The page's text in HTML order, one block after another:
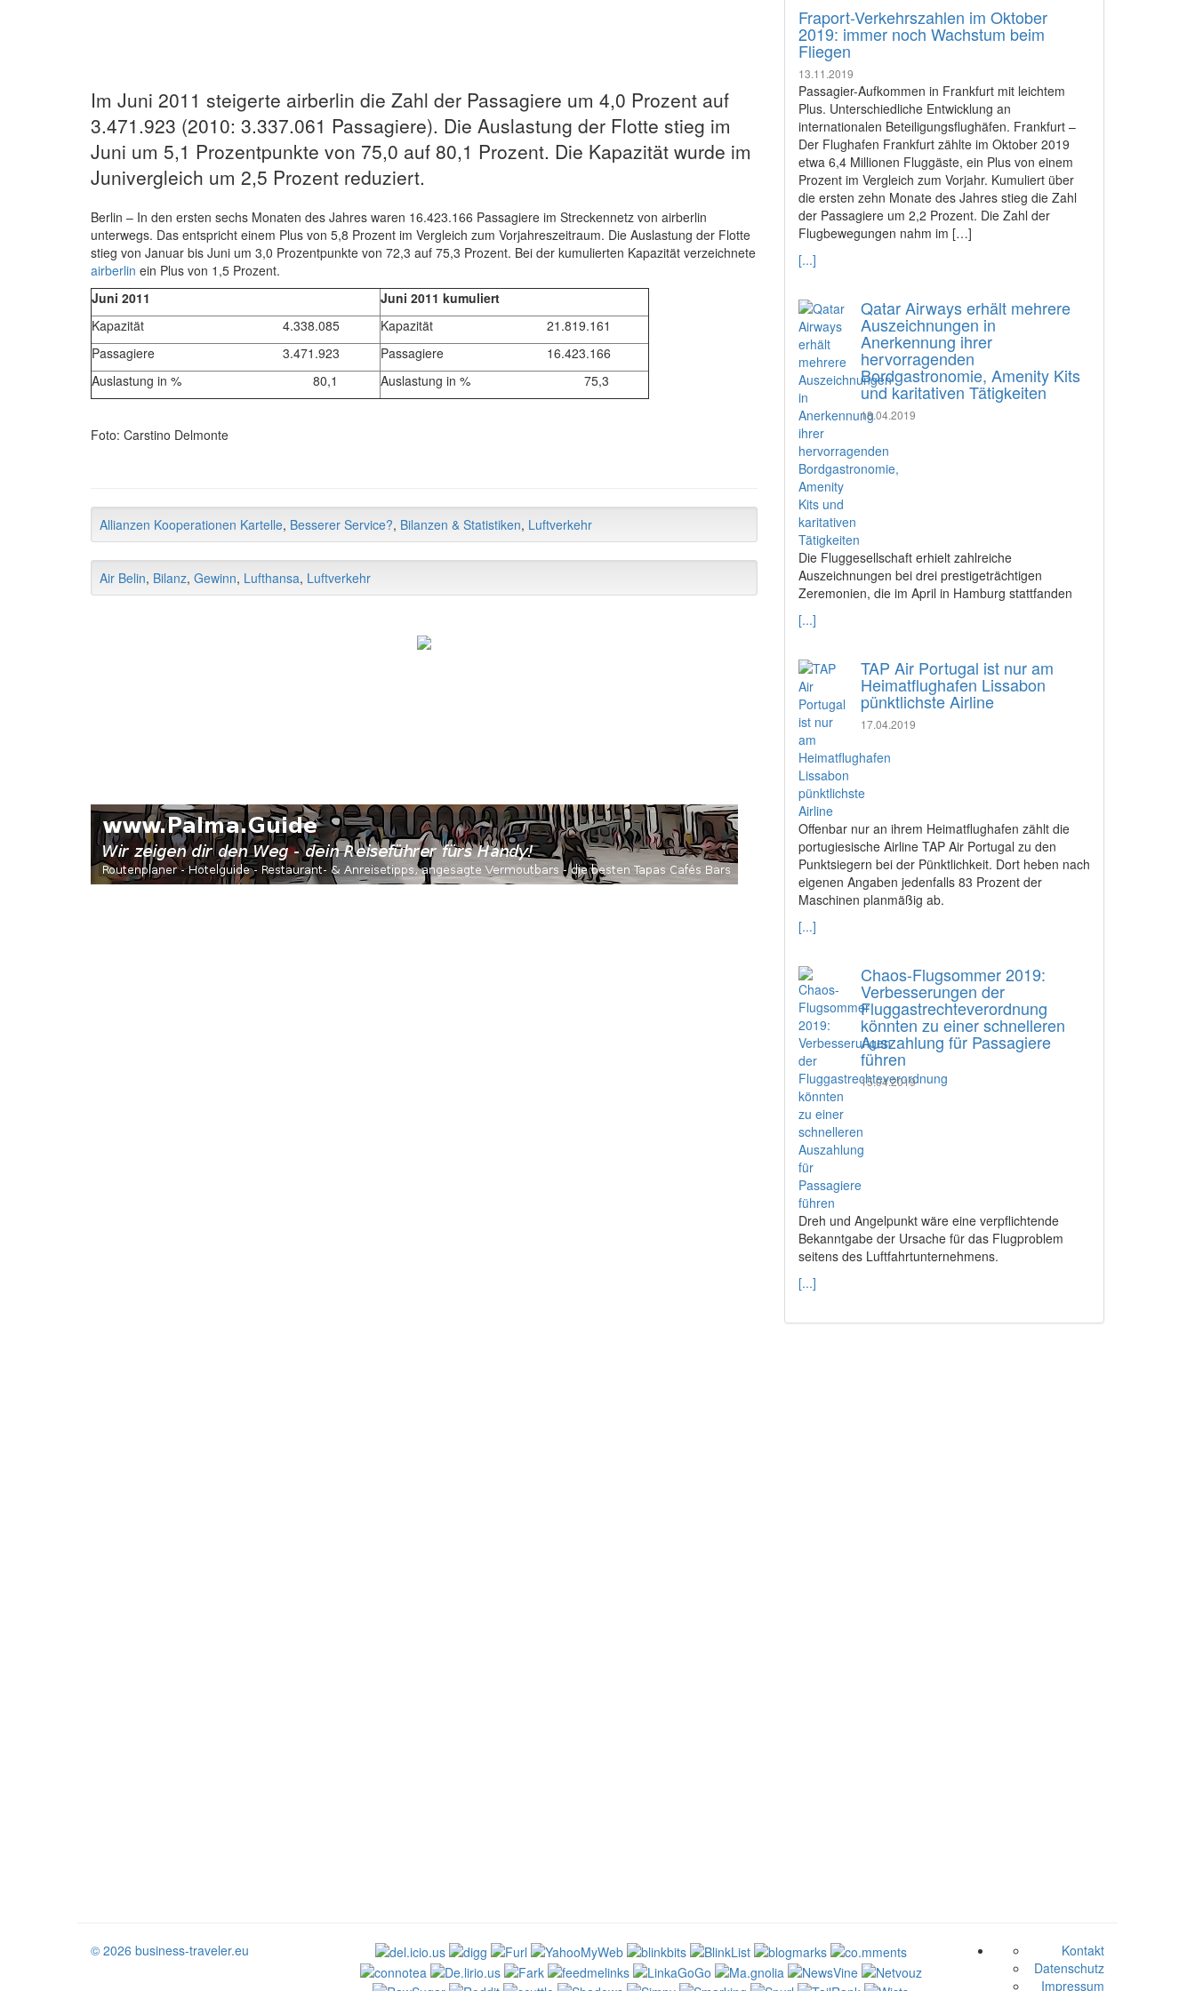
Im Juni 2011 steigerte airberlin die Zahl der Passagiere um 4,0 Prozent auf
3.471.923 (2010: 3.337.061 Passagiere). Die Auslastung der Flotte stieg im
Juni um 5,1 Prozentpunkte von 75,0 auf 80,1 Prozent. Die Kapazität wurde im
Junivergleich um 2,5 Prozent reduziert.
Berlin – In den ersten sechs Monaten des Jahres waren 16.423.166 Passagiere im Streckennetz von airberlin
unterwegs. Das entspricht einem Plus von 5,8 Prozent im Vergleich zum Vorjahreszeitraum. Die Auslastung der Flotte
stieg von Januar bis Juni um 3,0 Prozentpunkte von 72,3 auf 75,3 Prozent. Bei der kumulierten Kapazität verzeichnete
airberlin ein Plus von 1,5 Prozent.
Juni 2011
Juni 2011 kumuliert
Kapazität 4.338.085
Kapazität 21.819.161
Passagiere 3.471.923
Passagiere 16.423.166
Auslastung in % 80,1
Auslastung in % 75,3
Foto: Carstino Delmonte
Allianzen Kooperationen Kartelle, Besserer Service?, Bilanzen & Statistiken, Luftverkehr
Air Belin, Bilanz, Gewinn, Lufthansa, Luftverkehr
Fraport-Verkehrszahlen im Oktober
2019: immer noch Wachstum beim
Fliegen
13.11.2019
Passagier-Aufkommen in Frankfurt mit leichtem
Plus. Unterschiedliche Entwicklung an
internationalen Beteiligungsflughäfen. Frankfurt –
Der Flughafen Frankfurt zählte im Oktober 2019
etwa 6,4 Millionen Fluggäste, ein Plus von einem
Prozent im Vergleich zum Vorjahr. Kumuliert über
die ersten zehn Monate des Jahres stieg die Zahl
der Passagiere um 2,2 Prozent. Die Zahl der
Flugbewegungen nahm im […]
[...]
Qatar Airways erhält mehrere
Auszeichnungen in
Anerkennung ihrer
hervorragenden
Bordgastronomie, Amenity Kits
und karitativen Tätigkeiten
18.04.2019
Die Fluggesellschaft erhielt zahlreiche
Auszeichnungen bei drei prestigeträchtigen
Zeremonien, die im April in Hamburg stattfanden
[...]
TAP Air Portugal ist nur am
Heimatflughafen Lissabon
pünktlichste Airline
17.04.2019
Offenbar nur an ihrem Heimatflughafen zählt die
portugiesische Airline TAP Air Portugal zu den
Punktsiegern bei der Pünktlichkeit. Dort heben nach
eigenen Angaben jedenfalls 83 Prozent der
Maschinen planmäßig ab.
[...]
Chaos-Flugsommer 2019:
Verbesserungen der
Fluggastrechteverordnung
könnten zu einer schnelleren
Auszahlung für Passagiere
führen
15.04.2019
Dreh und Angelpunkt wäre eine verpflichtende
Bekanntgabe der Ursache für das Flugproblem
seitens des Luftfahrtunternehmens.
[...]
© 2026 business-traveler.eu
Kontakt
Datenschutz
Impressum